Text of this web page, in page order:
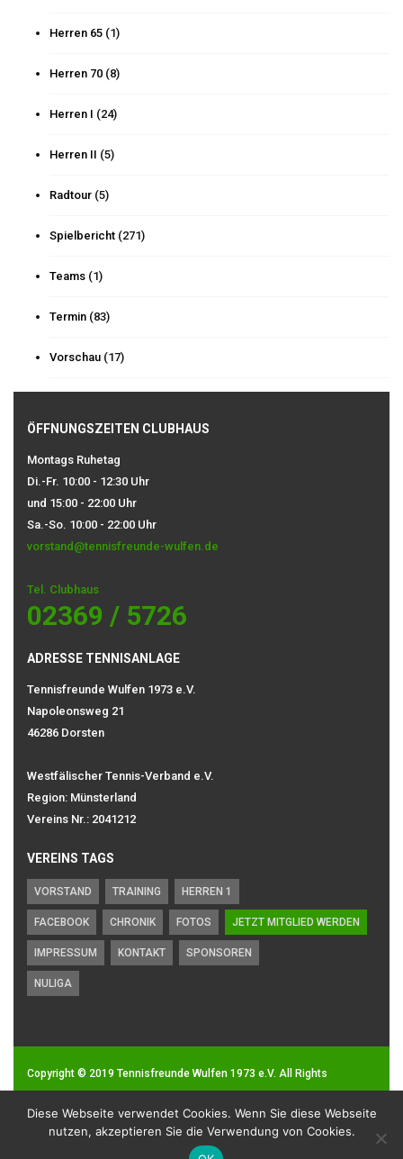
Herren 65 (1)
Herren 70 (8)
Herren I (24)
Herren II (5)
Radtour (5)
Spielbericht (271)
Teams (1)
Termin (83)
Vorschau (17)
ÖFFNUNGSZEITEN CLUBHAUS
Montags Ruhetag
Di.-Fr. 10:00 - 12:30 Uhr
und 15:00 - 22:00 Uhr
Sa.-So. 10:00 - 22:00 Uhr
vorstand@tennisfreunde-wulfen.de
Tel. Clubhaus
02369 / 5726
ADRESSE TENNISANLAGE
Tennisfreunde Wulfen 1973 e.V.
Napoleonsweg 21
46286 Dorsten
Westfälischer Tennis-Verband e.V.
Region: Münsterland
Vereins Nr.: 2041212
VEREINS TAGS
VORSTAND TRAINING HERREN 1
FACEBOOK CHRONIK FOTOS JETZT MITGLIED WERDEN
IMPRESSUM KONTAKT SPONSOREN
NULIGA
Copyright © 2019 Tennisfreunde Wulfen 1973 e.V. All Rights
Impressum| Datenschutz
Diese Webseite verwendet Cookies. Wenn Sie diese Webseite
nutzen, akzeptieren Sie die Verwendung von Cookies.